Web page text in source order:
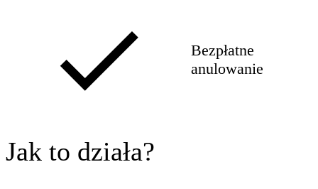
Bezpłatne
anulowanie
Jak to działa?